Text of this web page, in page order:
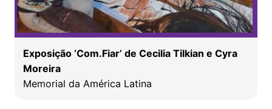
Exposição ‘Com.Fiar’ de Cecilia Tilkian e Cyra
Moreira
Memorial da América Latina